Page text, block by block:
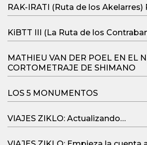
RAK-IRATI (Ruta de los Akelarres)
KiBTT III (La Ruta de los
MATHIEU VAN DER POEL EN EL
CORTOMETRAJE DE SHIMANO
LOS 5 MONUMENTOS
VIAJES ZIKLO: Actualizando…